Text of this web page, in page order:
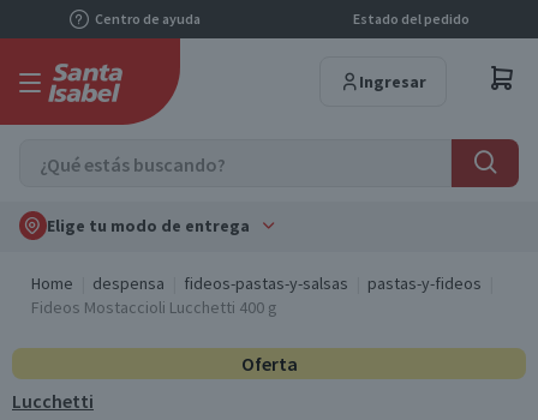
Centro de ayuda Estado del pedido
Ingresar
Elige tu modo de entrega
Home despensa fideos-pastas-y-salsas
pastas-y-fideos
Fideos Mostaccioli Lucchetti 400 g
Oferta
Lucchetti